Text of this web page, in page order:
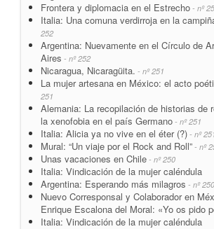
Frontera y diplomacia en el Estrecho - nº
Italia: Una comuna verdirroja en la
252
Argentina: Nuevamente en el Círculo de
Aires - nº 252
Nicaragua, Nicaragüita. - nº 251
La mujer artesana en México: el acto
251
Alemania: La recopilación de historias de
la xenofobia en el país Germano - nº 251
Italia: Alicia ya no vive en el éter (?) - nº
Mural: “Un viaje por el Rock and Roll” - nº
Unas vacaciones en Chile - nº 250
Italia: Vindicación de la mujer caléndula
Argentina: Esperando más milagros - nº 250
Nuevo Corresponsal y Colaborador en
Enrique Escalona del Moral: «Yo os pido
Italia: Vindicación de la mujer caléndula